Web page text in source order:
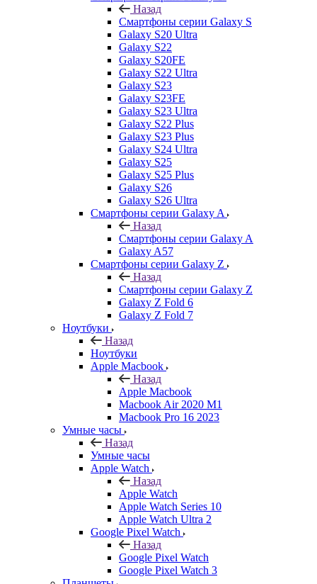
Назад
Смартфоны серии Galaxy S
Galaxy S20 Ultra
Galaxy S22
Galaxy S20FE
Galaxy S22 Ultra
Galaxy S23
Galaxy S23FE
Galaxy S23 Ultra
Galaxy S22 Plus
Galaxy S23 Plus
Galaxy S24 Ultra
Galaxy S25
Galaxy S25 Plus
Galaxy S26
Galaxy S26 Ultra
Смартфоны серии Galaxy A
Назад
Смартфоны серии Galaxy A
Galaxy A57
Смартфоны серии Galaxy Z
Назад
Смартфоны серии Galaxy Z
Galaxy Z Fold 6
Galaxy Z Fold 7
Ноутбуки
Назад
Ноутбуки
Apple Macbook
Назад
Apple Macbook
Macbook Air 2020 M1
Macbook Pro 16 2023
Умные часы
Назад
Умные часы
Apple Watch
Назад
Apple Watch
Apple Watch Series 10
Apple Watch Ultra 2
Google Pixel Watch
Назад
Google Pixel Watch
Google Pixel Watch 3